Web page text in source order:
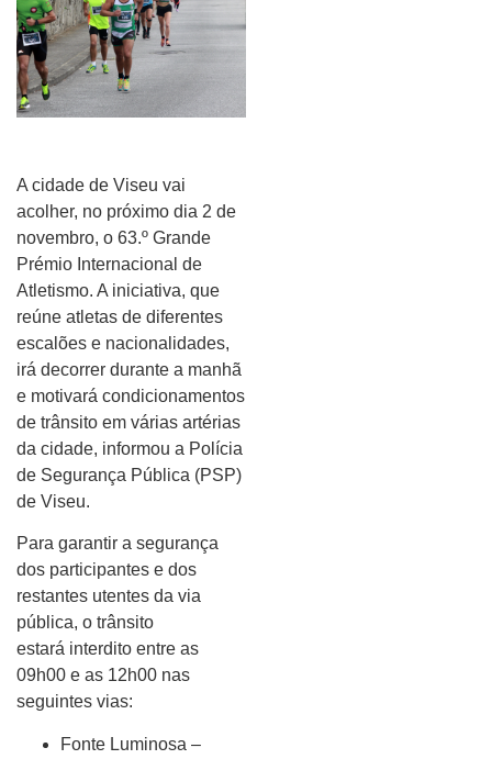
A cidade de Viseu vai
acolher, no próximo dia 2 de
novembro, o 63.º Grande
Prémio Internacional de
Atletismo. A iniciativa, que
reúne atletas de diferentes
escalões e nacionalidades,
irá decorrer durante a manhã
e motivará condicionamentos
de trânsito em várias artérias
da cidade, informou a Polícia
de Segurança Pública (PSP)
de Viseu.
Para garantir a segurança
dos participantes e dos
restantes utentes da via
pública, o trânsito
estará interdito entre as
09h00 e as 12h00 nas
seguintes vias:
Fonte Luminosa –